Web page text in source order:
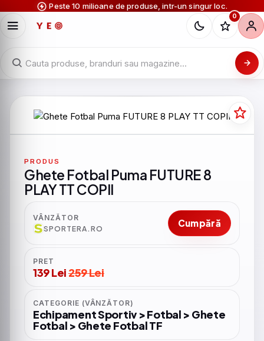
Peste 10 milioane de produse, intr-un singur loc.
0
PRODUS
Ghete Fotbal Puma FUTURE 8
PLAY TT COPII
VÂNZĂTOR
SPORTERA.RO
Cumpără
PRET
139 Lei259 Lei
CATEGORIE (VÂNZĂTOR)
Echipament Sportiv > Fotbal > Ghete
Fotbal > Ghete Fotbal TF